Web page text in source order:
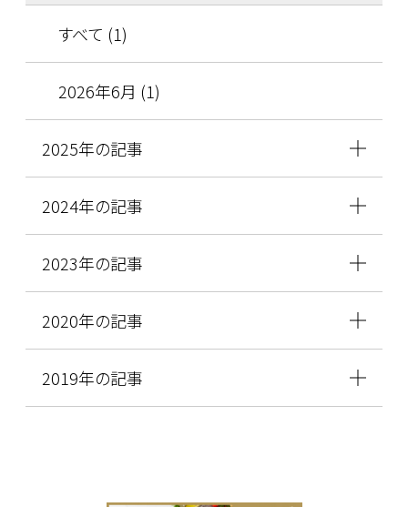
すべて (1)
2026年6月 (1)
2025年の記事
2024年の記事
2023年の記事
2020年の記事
2019年の記事